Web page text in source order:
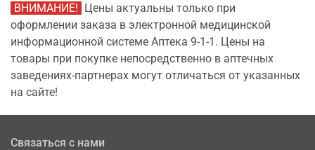
ВНИМАНИЕ! Цены актуальны только при
оформлении заказа в электронной медицинской
информационной системе Аптека 9-1-1. Цены на
товары при покупке непосредственно в аптечных
заведениях-партнерах могут отличаться от указанных
на сайте!
Связаться с нами